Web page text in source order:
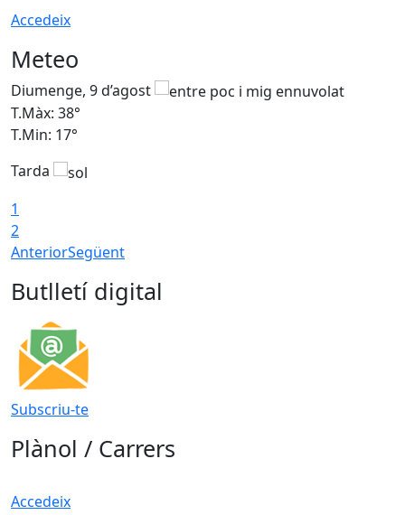
Accedeix
Meteo
Diumenge, 9 d’agost
T.Màx: 38°
T.Min: 17°
Tarda
1
2
AnteriorSegüent
Butlletí digital
Subscriu-te
Plànol / Carrers
Accedeix